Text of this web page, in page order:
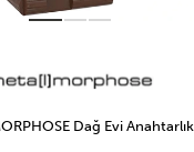
Dağ Evi Anahtarlık